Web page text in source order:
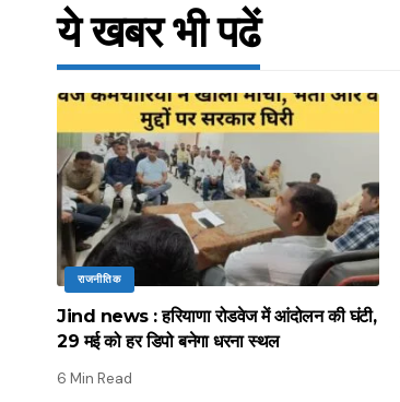
ये खबर भी पढें
राजनीतिक
Jind news : हरियाणा रोडवेज में आंदोलन की घंटी,
29 मई को हर डिपो बनेगा धरना स्थल
6 Min Read